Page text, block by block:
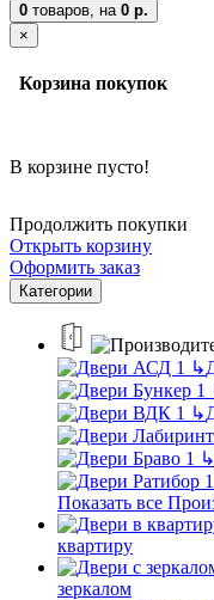
0 товаров, на 0 р.
×
Корзина покупок
В корзине пусто!
Продолжить покупки
Открыть корзину
Оформить заказ
Категории
↳
↳
↳
Показать все
квартиру
зеркалом